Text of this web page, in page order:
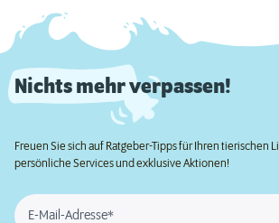
Nichts mehr verpassen!
Freuen Sie sich auf Ratgeber-Tipps für Ihren tierischen
persönliche Services und exklusive Aktionen!
E-Mail-Adresse*